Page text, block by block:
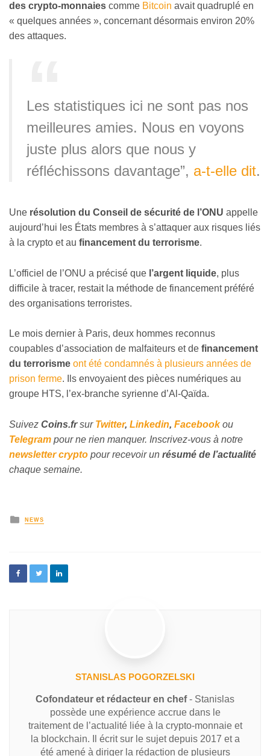
des crypto-monnaies comme Bitcoin avait quadruplé en
« quelques années », concernant désormais environ 20%
des attaques.
Les statistiques ici ne sont pas nos
meilleures amies. Nous en voyons
juste plus alors que nous y
réfléchissons davantage”, a-t-elle dit.
Une résolution du Conseil de sécurité de l’ONU appelle
aujourd’hui les États membres à s’attaquer aux risques liés
à la crypto et au financement du terrorisme.
L’officiel de l’ONU a précisé que l’argent liquide, plus
difficile à tracer, restait la méthode de financement préféré
des organisations terroristes.
Le mois dernier à Paris, deux hommes reconnus
coupables d’association de malfaiteurs et de financement
du terrorisme ont été condamnés à plusieurs années de
prison ferme. Ils envoyaient des pièces numériques au
groupe HTS, l’ex-branche syrienne d’Al-Qaïda.
Suivez Coins.frsur Twitter, Linkedin, Facebookou
Telegram pour ne rien manquer. Inscrivez-vous à notre
newsletter crypto pour recevoir un résumé de l’actualité
chaque semaine.
NEWS
STANISLAS POGORZELSKI
Cofondateur et rédacteur en chef- Stanislas
possède une expérience accrue dans le
traitement de l’actualité liée à la crypto-monnaie et
la blockchain. Il écrit sur le sujet depuis 2017 et a
été amené à diriger la rédaction de plusieurs